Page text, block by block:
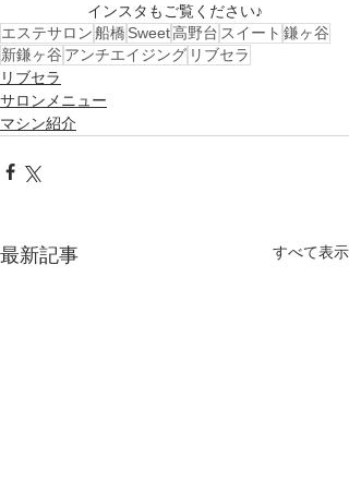
インスタもご覧ください♪
エステサロン船橋 Sweet高野台 スイート 鎌ヶ谷
新鎌ヶ谷 アンチエイジング リブセラ
リブセラ
サロンメニュー
マシン紹介
最新記事 すべて表示